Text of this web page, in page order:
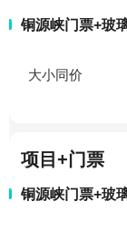
铜源峡门票+玻
大小同价
项目+门票
铜源峡门票+玻